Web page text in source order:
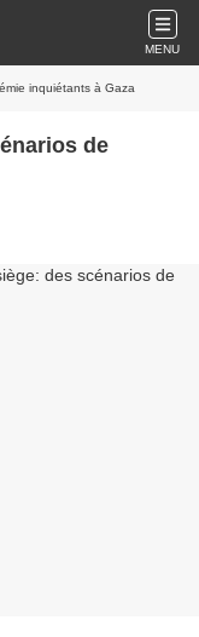
MENU
inquiétants à Gaza
de